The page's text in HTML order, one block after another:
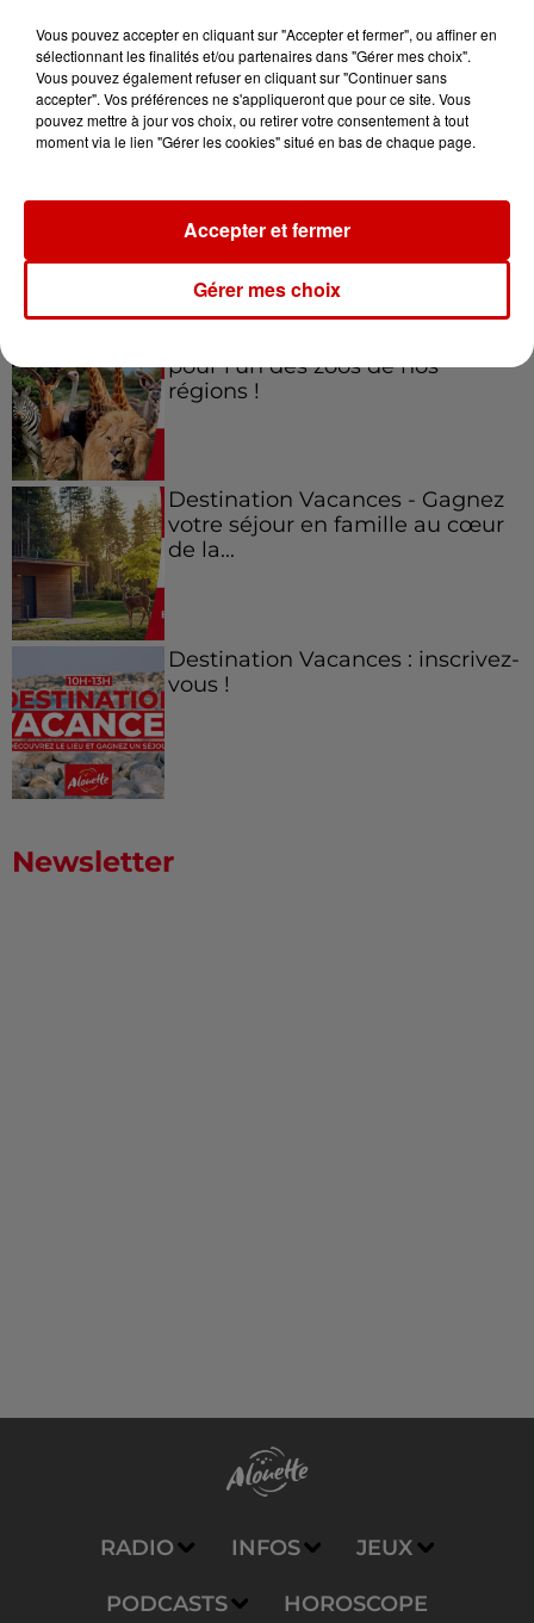
Jeux Voir plus
festival Marché Gourmand 2026
à Coulon !
pour l'un des zoos de nos
régions !
Destination Vacances - Gagnez
votre séjour en famille au cœur
de la...
Destination Vacances : inscrivez-
vous !
Newsletter
RADIO INFOS JEUX
PODCASTS HOROSCOPE
Vous pouvez accepter en cliquant sur "Accepter et fermer", ou affiner en
sélectionnant les finalités et/ou partenaires dans "Gérer mes choix".
Vous pouvez également refuser en cliquant sur "Continuer sans
accepter". Vos préférences ne s'appliqueront que pour ce site. Vous
pouvez mettre à jour vos choix, ou retirer votre consentement à tout
moment via le lien "Gérer les cookies" situé en bas de chaque page.
Gérer mes choix
Accepter et fermer